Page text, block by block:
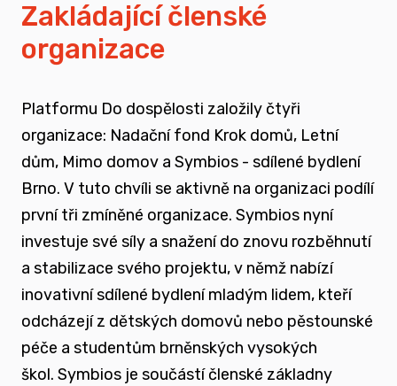
spojovat sílu hlasu nevládního sektoru v
zapojovat se do advokační činnosti, která
souvisí i se změnou legislativy a systému
jako takového
nést a podporovat sílu hlasu těch, kteří
vyrůstali mimo své biologické rodiny
rozvíjet dialog a vést kontruktivní debaty
spojené se změnou systému péče o
Zakládající členské
organizace
Platformu Do dospělosti založily čtyři
organizace: Nadační fond Krok domů, Letní
dům, Mimo domov a Symbios - sdílené bydlení
Brno. V tuto chvíli se aktivně na organizaci podílí
první tři zmíněné organizace. Symbios nyní
investuje své síly a snažení do znovu rozběhnutí
a stabilizace svého projektu, v němž nabízí
inovativní sdílené bydlení mladým lidem, kteří
odcházejí z dětských domovů nebo pěstounské
péče a studentům brněnských vysokých
škol. Symbios je součástí členské základny